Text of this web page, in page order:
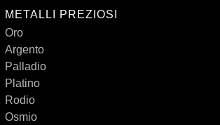
METALLI PREZIOSI
Oro
Argento
Palladio
Platino
Rodio
Osmio